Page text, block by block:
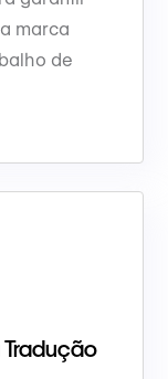
marca
de